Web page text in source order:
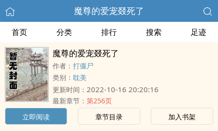
魔尊的爱宠叕死了
首页 分类 排行 搜索 足迹
魔尊的爱宠叕死了
作者： 打僵尸
类别： 耽美
更新时间： 2022-10-16 20:20:16
最新章节： 第256页
立即阅读
章节目录 加入书架